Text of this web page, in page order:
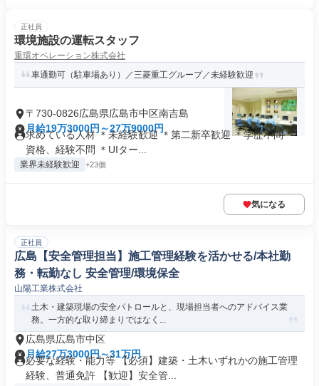
正社員
環境施設の運転スタッフ
重環オペレーション株式会社
車通勤可（駐車場あり）／三菱重工グループ／未経験歓迎
〒730-0826広島県広島市中区南吉島
月給19万3000円～27万9000円
求めている人材 ＊未経験歓迎 ＊第二新卒歓迎 ＊学歴不問 ＊
資格、経験不問 ＊UIター...
業界未経験歓迎 +23個
気になる
正社員
広島【安全管理担当】施工管理経験を活かせる/本社勤
務・転勤なし 安全管理/環境保全
山陽工業株式会社
土木・建築現場の安全パトロールと、現場担当者へのアドバイス業
務。一方的な取り締まりではなく...
広島県広島市中区
月給27万3000円～31万円
必要な経験・能力等 【必須】建築・土木いずれかの施工管理
経験、普通免許 【歓迎】安全管...